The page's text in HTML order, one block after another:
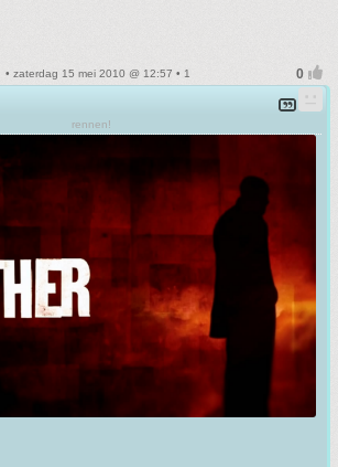
• zaterdag 15 mei 2010 @ 12:57 • 1
rennen!